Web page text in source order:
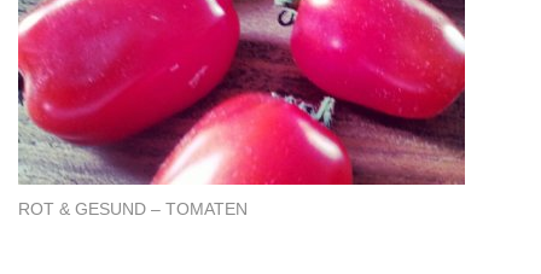
ROT & GESUND – TOMATEN